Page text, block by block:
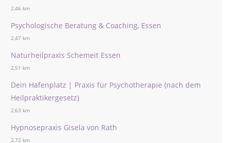
2,46 km
Psychologische Beratung & Coaching, Essen
2,47 km
Naturheilpraxis Schemeit Essen
2,51 km
Dein Hafenplatz | Praxis für Psychotherapie (nach dem
Heilpraktikergesetz)
2,63 km
Hypnosepraxis Gisela von Rath
2,72 km